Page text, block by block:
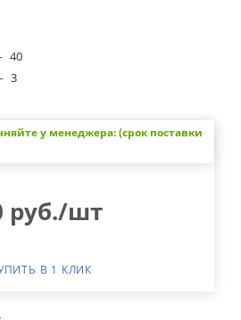
40
3
у менеджера: (срок поставки
руб./шт
В 1 КЛИК